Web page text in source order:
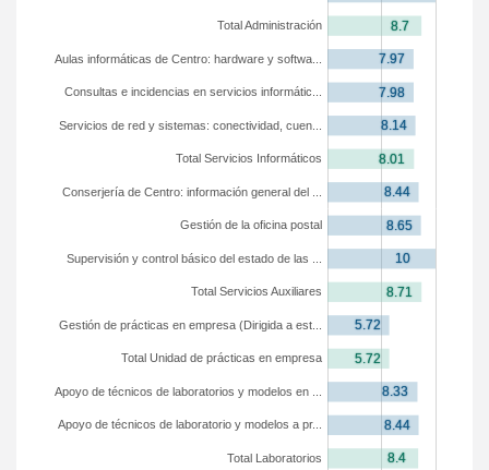
Total Laboratorios
Apoyo de técnicos de laboratorio y modelos a pr...
Apoyo de técnicos de laboratorios y modelos en ...
Total Unidad de prácticas en empresa
Gestión de prácticas en empresa (Dirigida a est...
Total Servicios Auxiliares
Supervisión y control básico del estado de las ...
Gestión de la oficina postal
Conserjería de Centro: información general del ...
Total Servicios Informáticos
Servicios de red y sistemas: conectividad, cuen...
Consultas e incidencias en servicios informátic...
Aulas informáticas de Centro: hardware y softwa...
Total Administración